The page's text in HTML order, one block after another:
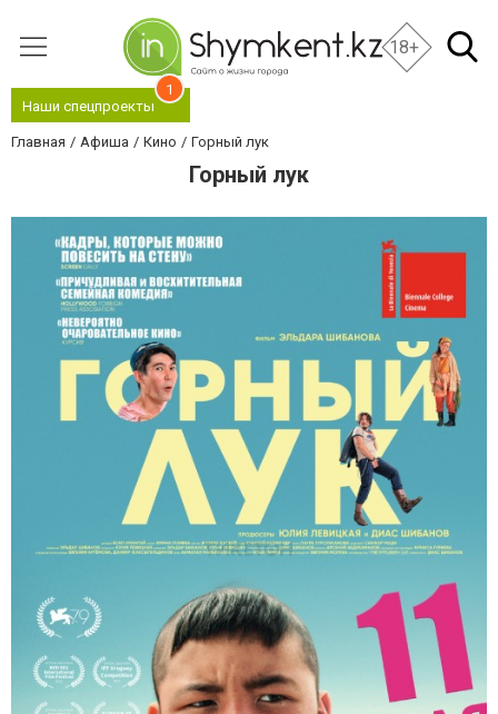
18+
Наши спецпроекты
1
Главная Афиша Кино Горный лук
Горный лук